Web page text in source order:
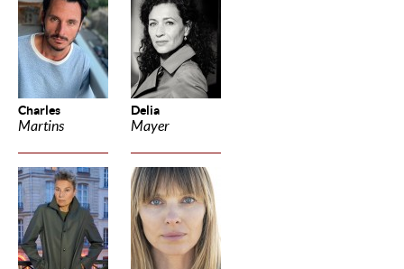
Charles
Martins
Delia
Mayer